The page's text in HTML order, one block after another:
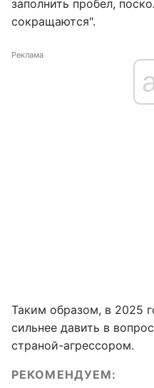
заполнить пробел,
сокращаются".
Реклама
Таким образом, в 2025
сильнее давить в
страной-агрессором.
РЕКОМЕНДУЕМ: